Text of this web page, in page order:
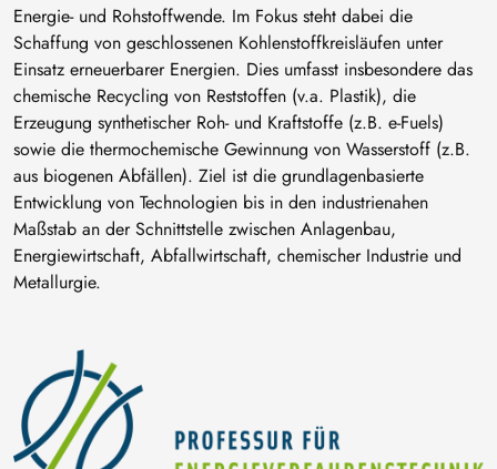
Energie- und Rohstoffwende. Im Fokus steht dabei die
Schaffung von geschlossenen Kohlenstoffkreisläufen unter
Einsatz erneuerbarer Energien. Dies umfasst insbesondere das
chemische Recycling von Reststoffen (v.a. Plastik), die
Erzeugung synthetischer Roh- und Kraftstoffe (z.B. e-Fuels)
sowie die thermochemische Gewinnung von Wasserstoff (z.B.
aus biogenen Abfällen). Ziel ist die grundlagenbasierte
Entwicklung von Technologien bis in den industrienahen
Maßstab an der Schnittstelle zwischen Anlagenbau,
Energiewirtschaft, Abfallwirtschaft, chemischer Industrie und
Metallurgie.